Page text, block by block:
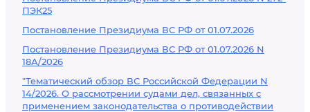
ПЭК25
Постановление Президиума ВС РФ от 01.07.2026
Постановление Президиума ВС РФ от 01.07.2026 N
18А/2026
"Тематический обзор ВС Российской Федерации N
14/2026. О рассмотрении судами дел, связанных с
применением законодательства о противодействии